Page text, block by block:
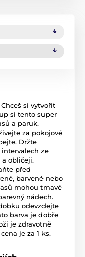
si vytvořit
si tento super
a paruk.
za pokojové
Držte
ze
a obličeji.
před
barvené nebo
mohou tmavé
nádech.
odevzdejte
barva je dobře
je zdravotně
je za 1 ks.